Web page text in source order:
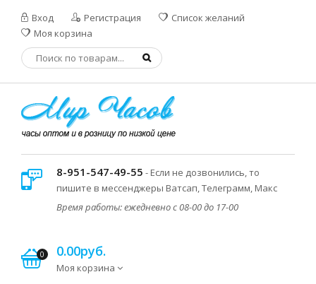
Вход Регистрация
Список желаний
Моя корзина
8-951-547-49-55 - Если не дозвонились, то
пишите в мессенджеры Ватсап, Телеграмм, Макс
Время работы: ежедневно с 08-00 до 17-00
0 0.00руб.
Моя корзина